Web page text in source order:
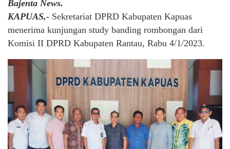
Bajenta News.
KAPUAS,- Sekretariat DPRD Kabupaten Kapuas
menerima kunjungan study banding rombongan dari
Komisi II DPRD Kabupaten Rantau, Rabu 4/1/2023.